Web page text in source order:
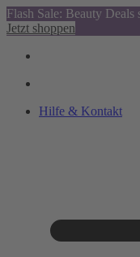
Flash Sale: Beauty Deals
Jetzt shoppen
Hilfe & Kontakt